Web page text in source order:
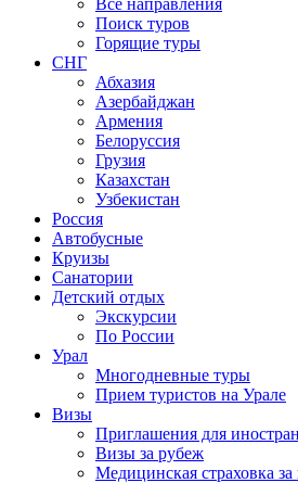
Все направления
Поиск туров
Горящие туры
СНГ
Абхазия
Азербайджан
Армения
Белоруссия
Грузия
Казахстан
Узбекистан
Россия
Автобусные
Круизы
Санатории
Детский отдых
Экскурсии
По России
Урал
Многодневные туры
Прием туристов на Урале
Визы
Приглашения для
Визы за рубеж
Медицинская страховка